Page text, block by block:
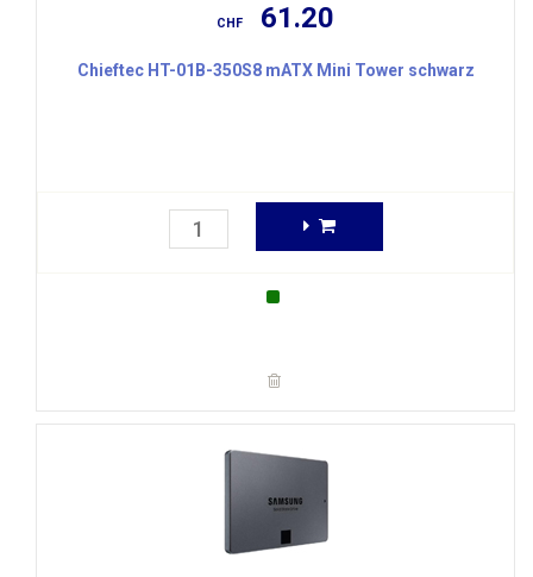
CHF 61.20
Chieftec HT-01B-350S8 mATX Mini Tower schwarz